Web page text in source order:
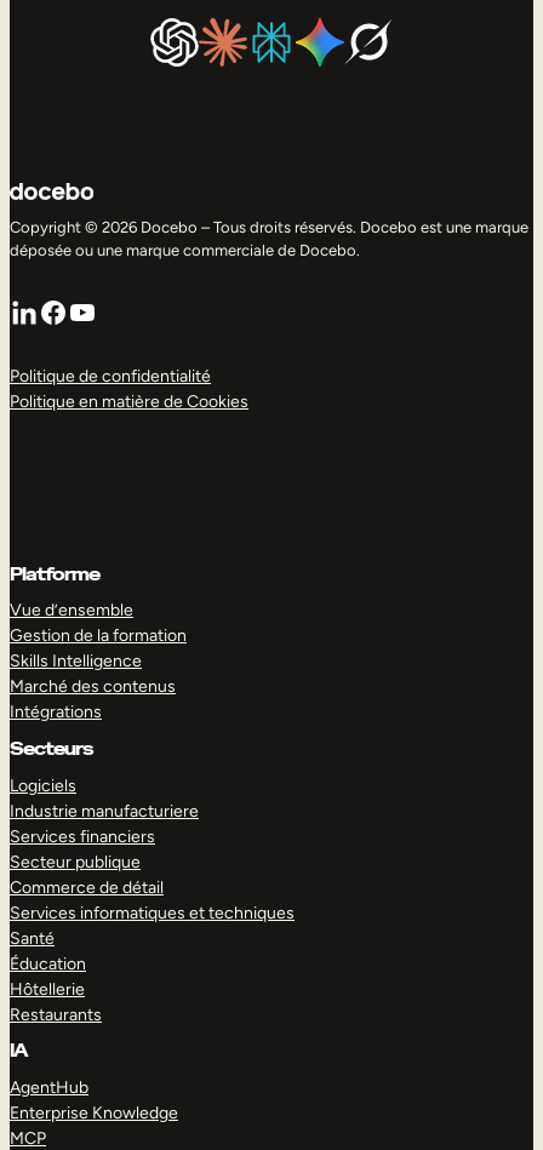
Copyright © 2026 Docebo – Tous droits réservés. Docebo est une marque
déposée ou une marque commerciale de Docebo.
LinkedIn
Facebook
YouTube
Politique de confidentialité
Politique en matière de Cookies
Platforme
Vue d’ensemble
Gestion de la formation
Skills Intelligence
Marché des contenus
Intégrations
Secteurs
Logiciels
Industrie manufacturiere
Services financiers
Secteur publique
Commerce de détail
Services informatiques et techniques
Santé
Éducation
Hôtellerie
Restaurants
IA
AgentHub
Enterprise Knowledge
MCP